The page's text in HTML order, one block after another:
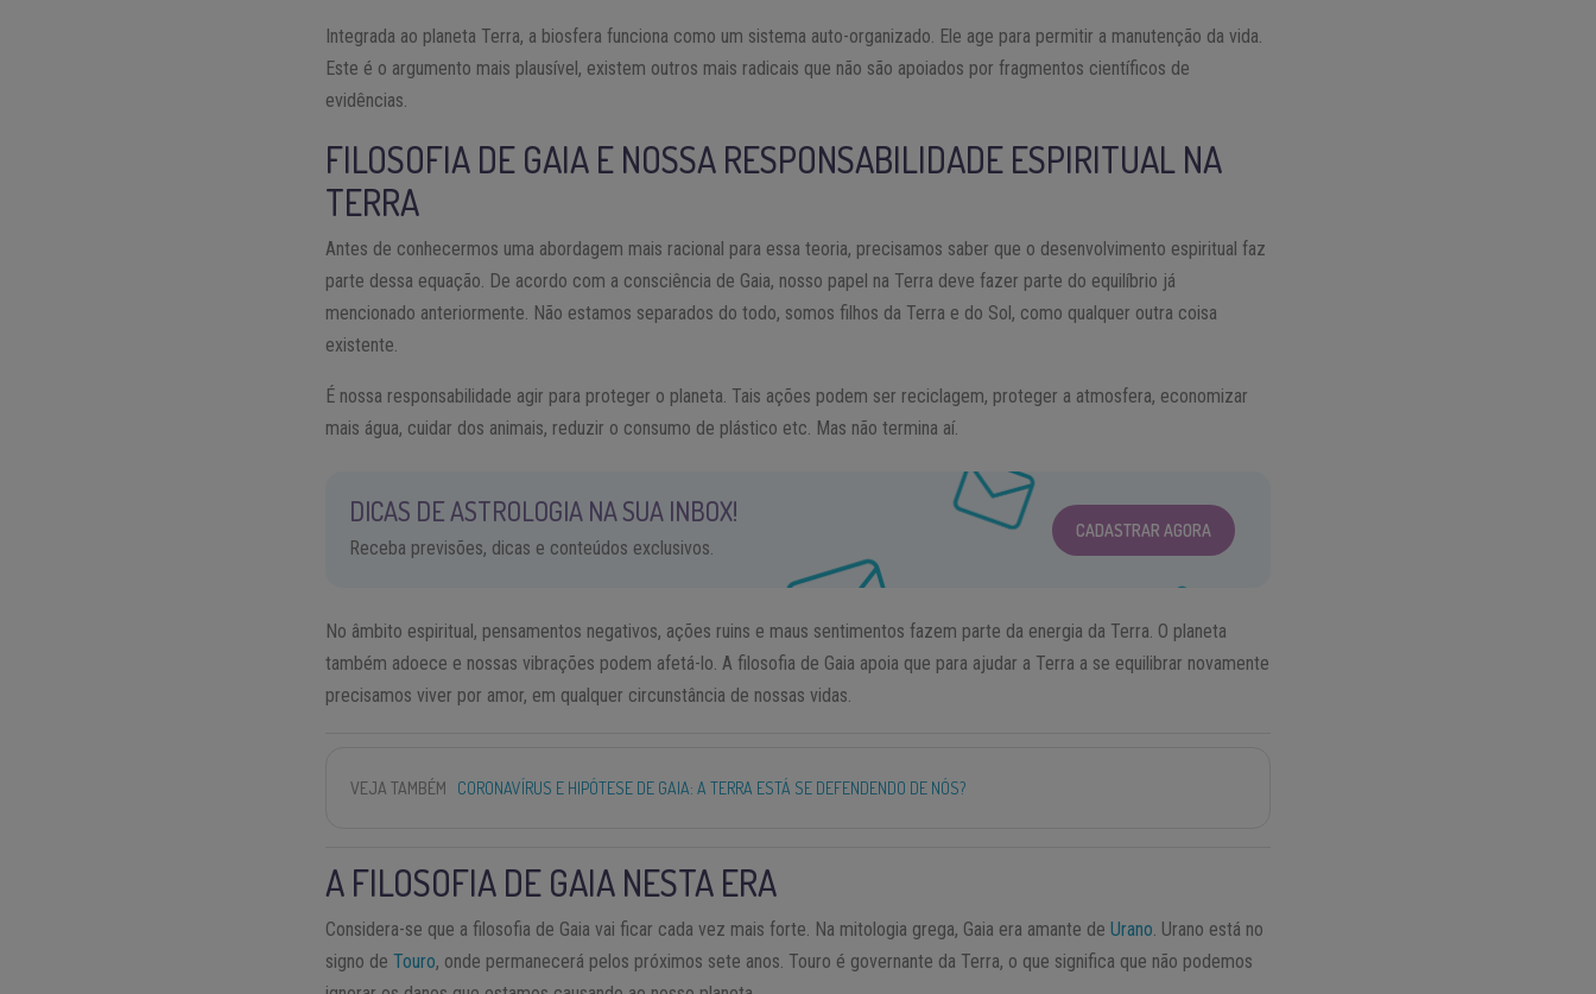
Integrada ao planeta Terra, a biosfera funciona como um sistema auto-organizado. Ele age para permitir a manutenção da vida.
Este é o argumento mais plausível, existem outros mais radicais que não são apoiados por fragmentos científicos de
evidências.
FILOSOFIA DE GAIA E NOSSA RESPONSABILIDADE ESPIRITUAL NA
TERRA
Antes de conhecermos uma abordagem mais racional para essa teoria, precisamos saber que o desenvolvimento espiritual faz
parte dessa equação. De acordo com a consciência de Gaia, nosso papel na Terra deve fazer parte do equilíbrio já
mencionado anteriormente. Não estamos separados do todo, somos filhos da Terra e do Sol, como qualquer outra coisa
existente.
É nossa responsabilidade agir para proteger o planeta. Tais ações podem ser reciclagem, proteger a atmosfera, economizar
mais água, cuidar dos animais, reduzir o consumo de plástico etc. Mas não termina aí.
DICAS DE ASTROLOGIA NA SUA INBOX!
Receba previsões, dicas e conteúdos exclusivos.
CADASTRAR AGORA
No âmbito espiritual, pensamentos negativos, ações ruins e maus sentimentos fazem parte da energia da Terra. O planeta
também adoece e nossas vibrações podem afetá-lo. A filosofia de Gaia apoia que para ajudar a Terra a se equilibrar novamente
precisamos viver por amor, em qualquer circunstância de nossas vidas.
VEJA TAMBÉM CORONAVÍRUS E HIPÓTESE DE GAIA: A TERRA ESTÁ SE DEFENDENDO DE NÓS?
A FILOSOFIA DE GAIA NESTA ERA
Considera-se que a filosofia de Gaia vai ficar cada vez mais forte. Na mitologia grega, Gaia era amante deUrano. Urano está no
signo deTouro, onde permanecerá pelos próximos sete anos. Touro é governante da Terra, o que significa que não podemos